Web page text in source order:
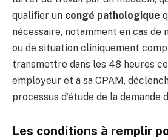
qualifier un congé pathologique
nécessaire, notamment en cas de
ou de situation cliniquement
transmettre dans les 48 heures
employeur et à sa CPAM,
processus d’étude de la demande
Les conditions à remplir